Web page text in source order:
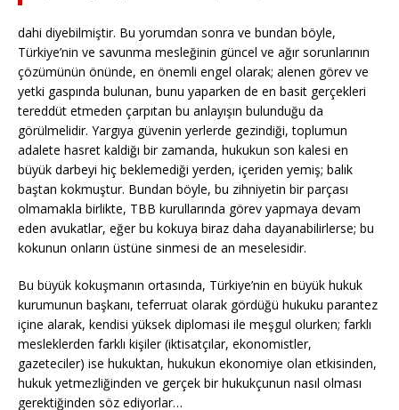
dahi diyebilmiştir. Bu yorumdan sonra ve bundan böyle,
Türkiye’nin ve savunma mesleğinin güncel ve ağır sorunlarının
çözümünün önünde, en önemli engel olarak; alenen görev ve
yetki gaspında bulunan, bunu yaparken de en basit gerçekleri
tereddüt etmeden çarpıtan bu anlayışın bulunduğu da
görülmelidir. Yargıya güvenin yerlerde gezindiği, toplumun
adalete hasret kaldiğı bir zamanda, hukukun son kalesi en
büyük darbeyi hiç beklemediği yerden, içeriden yemiş; balık
baştan kokmuştur. Bundan böyle, bu zihniyetin bir parçası
olmamakla birlikte, TBB kurullarında görev yapmaya devam
eden avukatlar, eğer bu kokuya biraz daha dayanabilirlerse; bu
kokunun onların üstüne sinmesi de an meselesidir.
Bu büyük kokuşmanın ortasında, Türkiye’nin en büyük hukuk
kurumunun başkanı, teferruat olarak gördüğü hukuku parantez
içine alarak, kendisi yüksek diplomasi ile meşgul olurken; farklı
mesleklerden farklı kişiler (iktisatçılar, ekonomistler,
gazeteciler) ise hukuktan, hukukun ekonomiye olan etkisinden,
hukuk yetmezliğinden ve gerçek bir hukukçunun nasıl olması
gerektiğinden söz ediyorlar…